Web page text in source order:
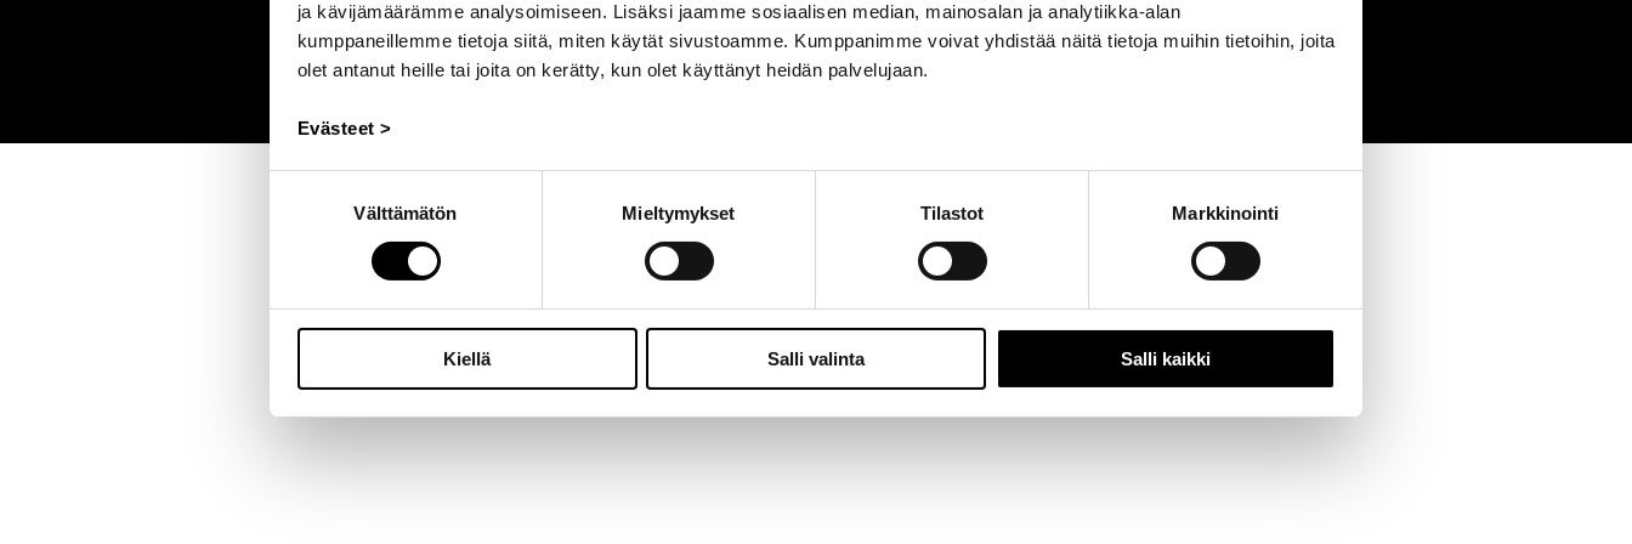
ja kävijämäärämme analysoimiseen. Lisäksi jaamme sosiaalisen median, mainosalan ja analytiikka-alan
kumppaneillemme tietoja siitä, miten käytät sivustoamme. Kumppanimme voivat yhdistää näitä tietoja muihin tietoihin, joita
olet antanut heille tai joita on kerätty, kun olet käyttänyt heidän palvelujaan.
Evästeet >
Välttämätön Mieltymykset Tilastot Markkinointi
Kiellä Salli valinta Salli kaikki
Jalasjärvi: Hallitie 1, 61600 Jalasjärvi | Avoinna: Ma-Pe 8:00 – 16:00 |06 457 5060
© 2024 - Seitoy Oy | Desing by
KOKO-Markkinointi